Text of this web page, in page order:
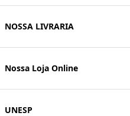
NOSSA LIVRARIA
Nossa Loja Online
UNESP